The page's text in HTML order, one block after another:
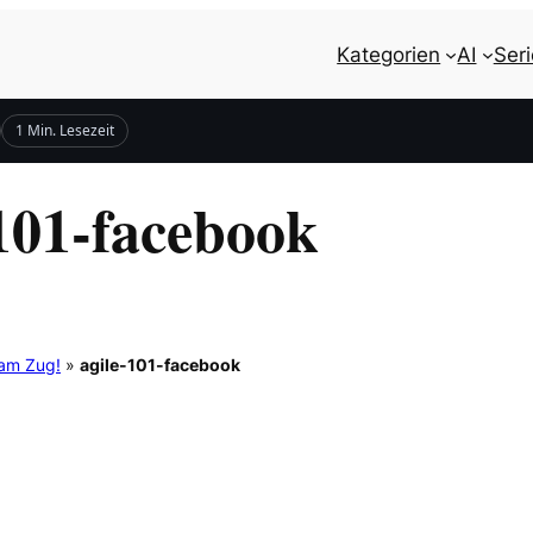
Kategorien AI
1 Min. Lesezeit
facebook
Zug! » agile-101-facebook